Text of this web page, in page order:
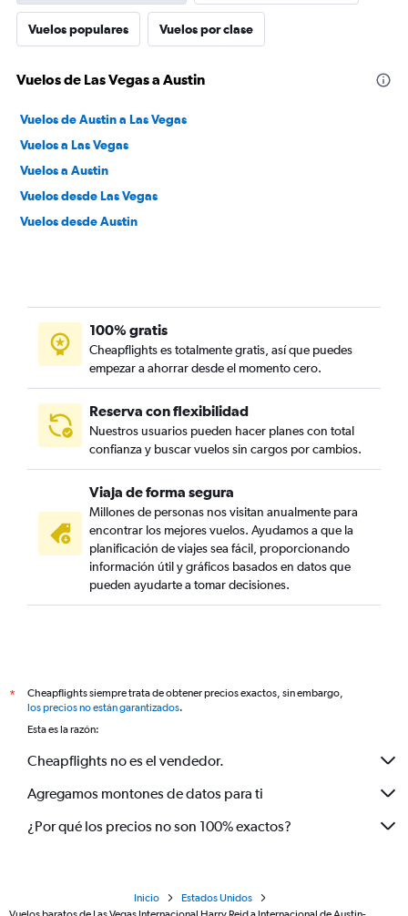
Vuelos populares Vuelos por clase
Vuelos de Las Vegas a Austin
Vuelos de Austin a Las Vegas
Vuelos a Las Vegas
Vuelos a Austin
Vuelos desde Las Vegas
Vuelos desde Austin
100% gratis
Cheapflights es totalmente gratis, así que puedes
empezar a ahorrar desde el momento cero.
Reserva con flexibilidad
Nuestros usuarios pueden hacer planes con total
confianza y buscar vuelos sin cargos por cambios.
Viaja de forma segura
Millones de personas nos visitan anualmente para
encontrar los mejores vuelos. Ayudamos a que la
planificación de viajes sea fácil, proporcionando
información útil y gráficos basados en datos que
pueden ayudarte a tomar decisiones.
*
Cheapflights siempre trata de obtener precios exactos, sin embargo,
los precios no están garantizados.
Esta es la razón:
Cheapflights no es el vendedor.
Agregamos montones de datos para ti
¿Por qué los precios no son 100% exactos?
Inicio
Estados Unidos